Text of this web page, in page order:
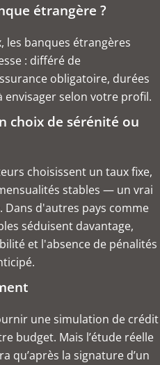
étrangère ?
les banques étrangères
: différé de
obligatoire, durées
envisager selon votre profil.
choix de sérénité ou
choisissent un taux fixe,
stables — un vrai
Dans d'autres pays comme
séduisent davantage,
et l'absence de pénalités
une simulation de crédit
budget. Mais l’étude réelle
qu’après la signature d’un